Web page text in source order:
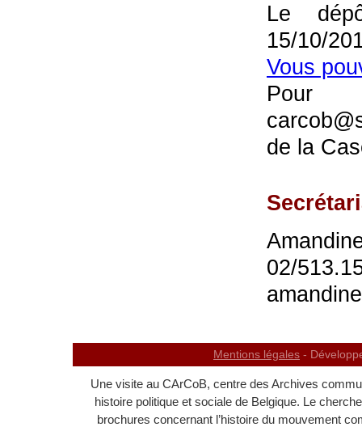
Le
15/10/
Vous
Pour
de la
02/
Mentions légales -
Une visite au CArCoB, centre des Archives
histoire politique et sociale de Belgique. Le
brochures concernant l’histoire du mouvement